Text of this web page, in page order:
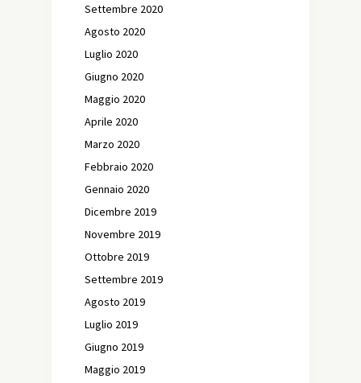
Settembre 2020
Agosto 2020
Luglio 2020
Giugno 2020
Maggio 2020
Aprile 2020
Marzo 2020
Febbraio 2020
Gennaio 2020
Dicembre 2019
Novembre 2019
Ottobre 2019
Settembre 2019
Agosto 2019
Luglio 2019
Giugno 2019
Maggio 2019